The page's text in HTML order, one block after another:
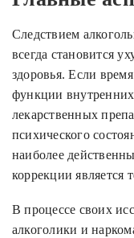
Следствием
всегда становится
здоровья. Если
функции
лекарственных
психического
наиболее
коррекции является
В процессе своих
алкоголики и